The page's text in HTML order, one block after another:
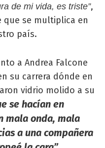
de mi vida, es triste”,
que se multiplica en
país.
a Andrea Falcone
su carrera dónde en
vidrio molido a su
se hacían en
mala onda, mala
a una compañera